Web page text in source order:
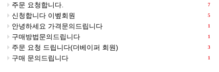
7
주문 요청합니다.
5
신청합니다 이벺회원
1
안녕하세요 가격문의드립니다
1
구매방법문의드립니다
3
주문 요청 드립니다(더베이퍼 회원)
1
구매 문의드립니다